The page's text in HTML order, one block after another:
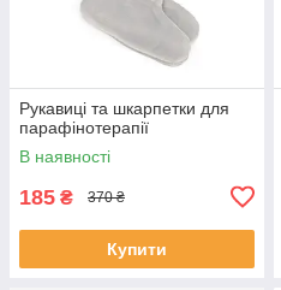
Рукавиці та шкарпетки для
парафінотерапії
В наявності
185 ₴ 370 ₴
Купити